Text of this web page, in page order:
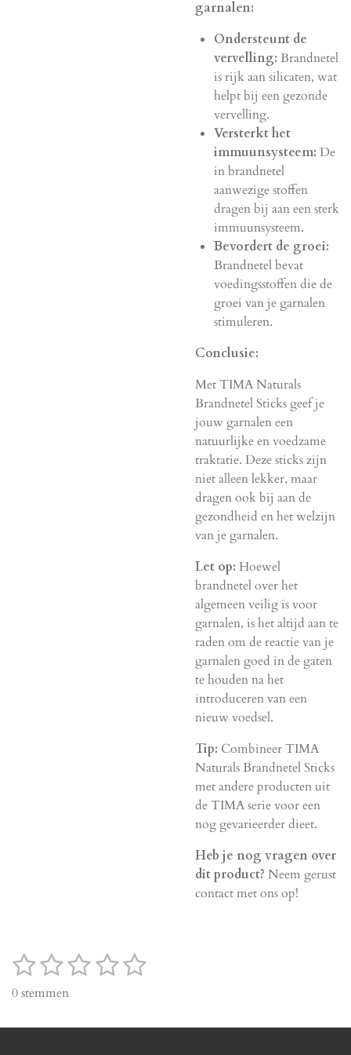
garnalen:
Ondersteunt de
vervelling: Brandnetel
is rijk aan silicaten, wat
helpt bij een gezonde
vervelling.
Versterkt het
immuunsysteem: De
in brandnetel
aanwezige stoffen
dragen bij aan een sterk
immuunsysteem.
Bevordert de groei:
Brandnetel bevat
voedingsstoffen die de
groei van je garnalen
stimuleren.
Conclusie:
Met TIMA Naturals
Brandnetel Sticks geef je
jouw garnalen een
natuurlijke en voedzame
traktatie. Deze sticks zijn
niet alleen lekker, maar
dragen ook bij aan de
gezondheid en het welzijn
van je garnalen.
Let op: Hoewel
brandnetel over het
algemeen veilig is voor
garnalen, is het altijd aan te
raden om de reactie van je
garnalen goed in de gaten
te houden na het
introduceren van een
nieuw voedsel.
Tip: Combineer TIMA
Naturals Brandnetel Sticks
met andere producten uit
de TIMA serie voor een
nog gevarieerder dieet.
Heb je nog vragen over
dit product? Neem gerust
contact met ons op!
R
t
1
s
2
s
3
s
4 5
S
m
0 stemmen